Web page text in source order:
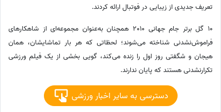
تعریف جدیدی از زیبایی در فوتبال ارائه کردند.
10 گل برتر جام جهانی 2010 همچنان به‌عنوان مجموعه‌ای از شاهکارهای
فراموش‌نشدنی شناخته می‌شوند؛ لحظاتی که هر بار تماشایشان، همان
هیجان و شگفتی روز اول را زنده می‌کند، گویی بخشی از یک فیلم ورزشی
تکرارنشدنی هستند که پایان ندارند.
دسترسی به سایر اخبار ورزشی